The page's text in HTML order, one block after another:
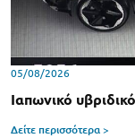
05/08/2026
Ιαπωνικό
Δείτε περισσότερα >